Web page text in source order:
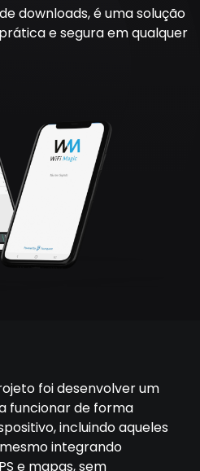
downloads, é uma solução
e segura em qualquer
foi desenvolver um
funcionar de forma
incluindo aqueles
integrando
e mapas, sem